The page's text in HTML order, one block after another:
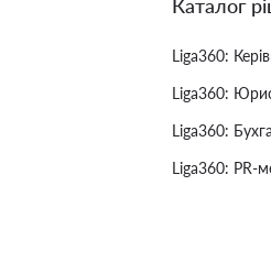
Каталог
Liga360:
Liga360:
Liga360:
Liga360: PR-